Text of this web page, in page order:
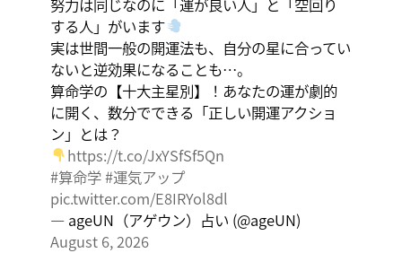
する。
する人」がいます
実は世間一般の開運法も、自分の星に合ってい
ないと逆効果になることも…。
算命学の【十大主星別】！あなたの運が劇的
に開く、数分でできる「正しい開運アクショ
ン」とは？
https://t.co/JxYSfSf5Qn
#算命学#運気アップ
pic.twitter.com/E8IRYol8dl
— ageUN（アゲウン）占い (@ageUN)
August 6, 2026